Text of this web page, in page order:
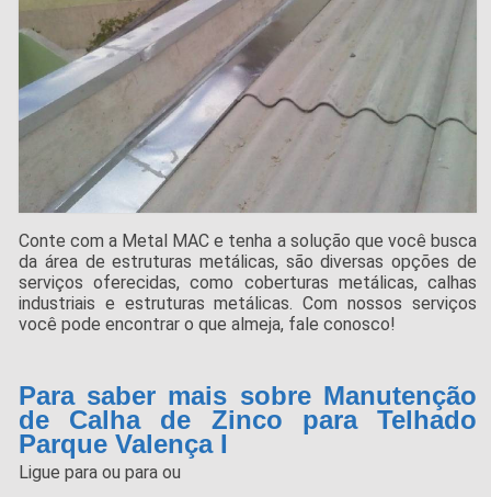
Conte com a Metal MAC e tenha a solução que você busca
da área de estruturas metálicas, são diversas opções de
serviços oferecidas, como coberturas metálicas, calhas
industriais e estruturas metálicas. Com nossos serviços
você pode encontrar o que almeja, fale conosco!
Para saber mais sobre Manutenção
de Calha de Zinco para Telhado
Parque Valença I
Ligue paraou paraou